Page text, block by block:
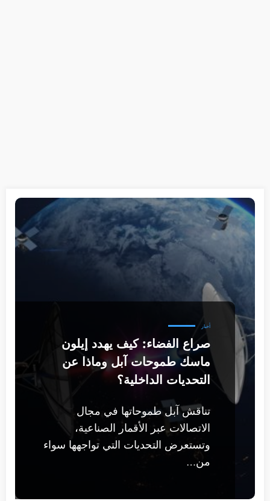
أخبار
صراع الفضاء: كيف يهدد إيلون
ماسك طموحات آبل وماذا عن
التحديات الداخلية؟
تناقش آبل طموحاتها في مجال
الاتصالات عبر الأقمار الصناعية،
وتستعرض التحديات التي تواجهها سواء
من…